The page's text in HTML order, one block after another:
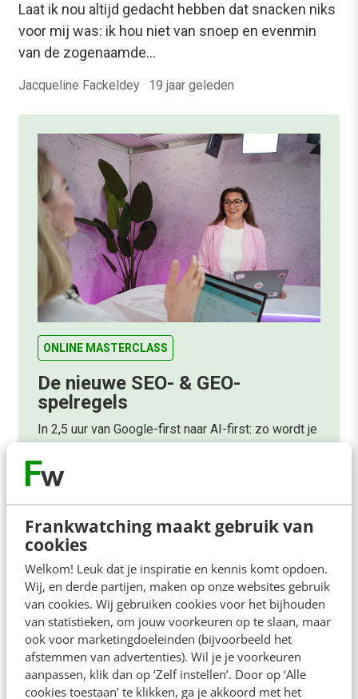
Frankwatching maakt gebruik van
cookies
Welkom! Leuk dat je inspiratie en kennis komt opdoen.
Wij, en derde partijen, maken op onze websites gebruik
van cookies. Wij gebruiken cookies voor het bijhouden
van statistieken, om jouw voorkeuren op te slaan, maar
ook voor marketingdoeleinden (bijvoorbeeld het
afstemmen van advertenties). Wil je je voorkeuren
aanpassen, klik dan op ‘Zelf instellen’. Door op ‘Alle
cookies toestaan’ te klikken, ga je akkoord met het
Laat ik nou altijd gedacht hebben dat snacken niks
voor mij was: ik hou niet van snoep en evenmin
van de zogenaamde…
Jacqueline Fackeldey · 19 jaar geleden
ONLINE MASTERCLASS
De nieuwe SEO- & GEO-
spelregels
In 2,5 uur van Google-first naar AI-first: zo wordt je
direct.
Contact Redactie
redactie@frankwatching.com
+31 30 200 1045